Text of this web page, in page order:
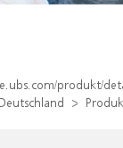
produkt/